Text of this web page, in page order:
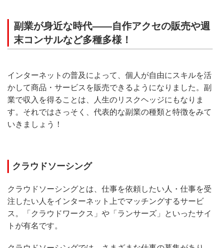
副業が身近な時代――自作アクセの販売や週
末コンサルなど多種多様！
インターネットの普及によって、個人が自由にスキルを活
かして商品・サービスを販売できるようになりました。副
業で収入を得ることは、人生のリスクヘッジにもなりま
す。それではさっそく、代表的な副業の種類と特徴をみて
いきましょう！
クラウドソーシング
クラウドソーシングとは、仕事を依頼したい人・仕事を受
注したい人をインターネット上でマッチングするサービ
ス。「クラウドワークス」や「ランサーズ」といったサイ
トが有名です。